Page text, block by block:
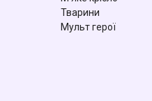
Тварини
Мульт герої